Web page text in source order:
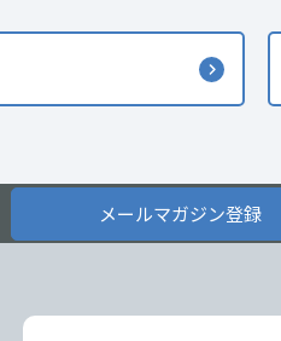
メールマガジン登録